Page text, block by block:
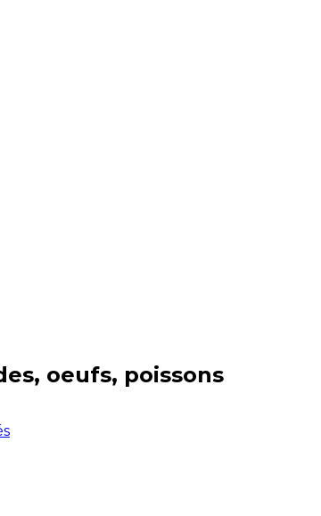
oeufs, poissons